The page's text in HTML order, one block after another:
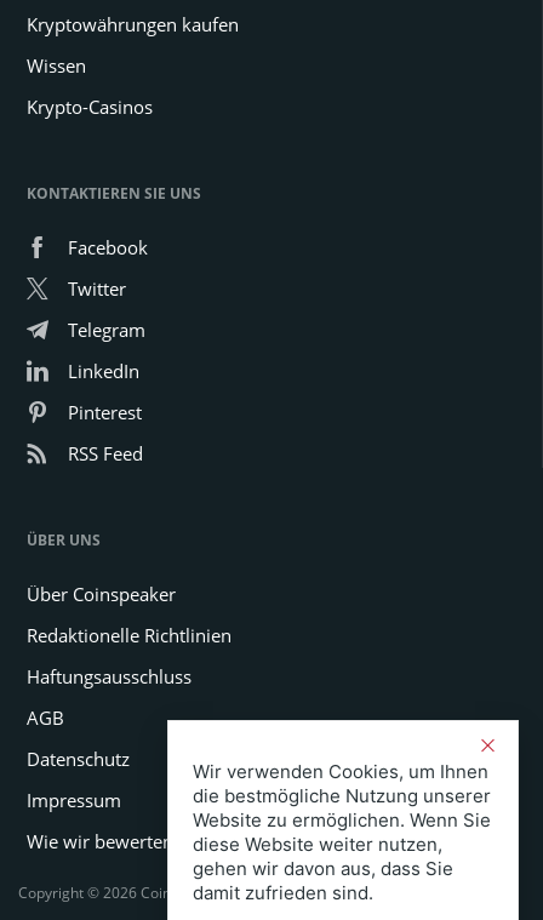
Kryptowährungen kaufen
Wissen
Krypto-Casinos
KONTAKTIEREN SIE UNS
Facebook
Twitter
Telegram
LinkedIn
Pinterest
RSS Feed
ÜBER UNS
Über Coinspeaker
Redaktionelle Richtlinien
Haftungsausschluss
AGB
Datenschutz
Impressum
Wie wir bewerten
Copyright © 2026 Coinspeaker LTD. All rights reserved.
Wir verwenden Cookies, um Ihnen
die bestmögliche Nutzung unserer
Website zu ermöglichen. Wenn Sie
diese Website weiter nutzen,
gehen wir davon aus, dass Sie
damit zufrieden sind.